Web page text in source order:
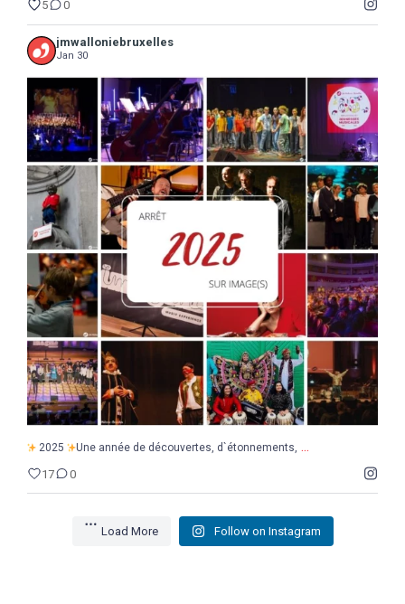
5 0
jmwalloniebruxelles
Jan 30
2025 Une année de découvertes, d`étonnements, ...
2025 Une année de découvertes, d`étonnements, ...
17 0
Load More Follow on Instagram